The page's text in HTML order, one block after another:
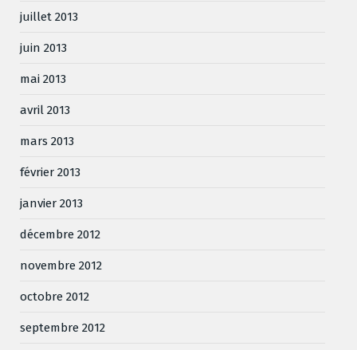
juillet 2013
juin 2013
mai 2013
avril 2013
mars 2013
février 2013
janvier 2013
décembre 2012
novembre 2012
octobre 2012
septembre 2012